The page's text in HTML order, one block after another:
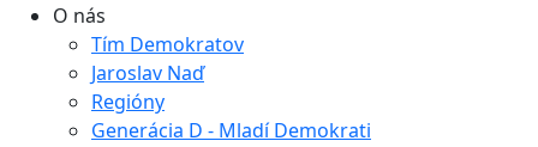
O nás
Tím Demokratov
Jaroslav Naď
Regióny
Generácia D - Mladí Demokrati